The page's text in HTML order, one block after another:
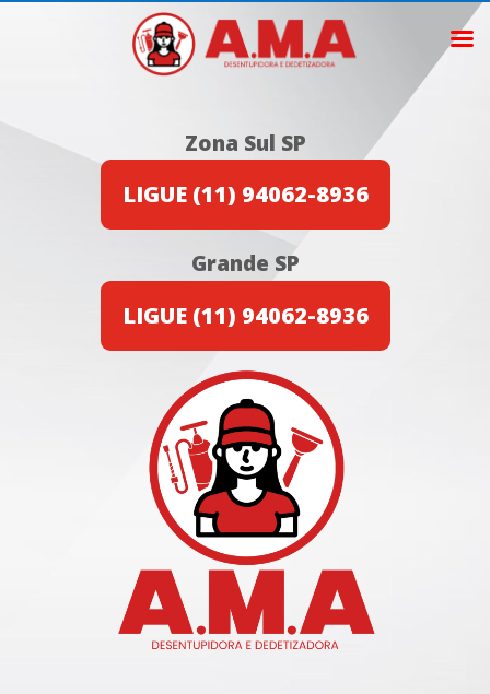
Zona Sul SP
LIGUE (11) 94062-8936
Grande SP
LIGUE (11) 94062-8936